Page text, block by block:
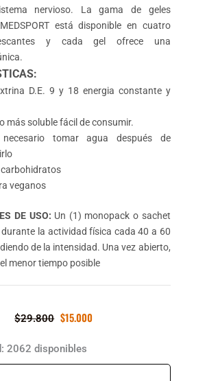
nervioso. La gama de geles
está disponible en cuatro
y cada gel ofrece una
D.E. 9 y 18 energia constante y
más soluble fácil de consumir.
tomar agua después de
carbohidratos
veganos
DE USO: Un (1) monopack o sachet
la actividad física cada 40 a 60
de la intensidad. Una vez abierto,
menor tiempo posible
$29.800 Original
was:
$29.800.
$15.000Current
$15.000.
2062 disponibles